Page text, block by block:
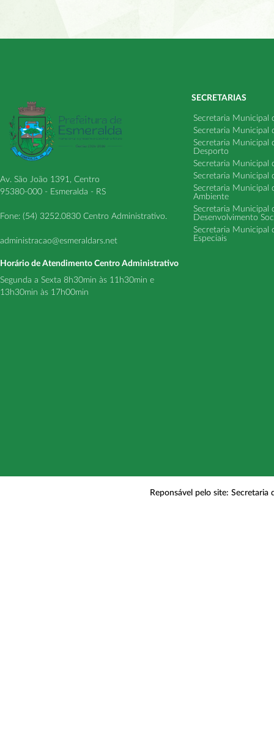
Av. São João 1391, Centro
95380-000 - Esmeralda - RS
Fone: (54) 3252.0830 Centro Administrativo.
administracao@esmeraldars.net
Horário de Atendimento Centro Administrativo
Segunda a Sexta 8h30min às 11h30min e
13h30min às 17h00min
SECRETARIAS
Secretaria Municipal
Secretaria Municipal
Secretaria Municipal
Desporto
Secretaria Municipal
Secretaria Municipal
Secretaria Municipal
Ambiente
Secretaria Municipal
Desenvolvimento
Secretaria Municipal
Especiais
Reponsável pelo site: